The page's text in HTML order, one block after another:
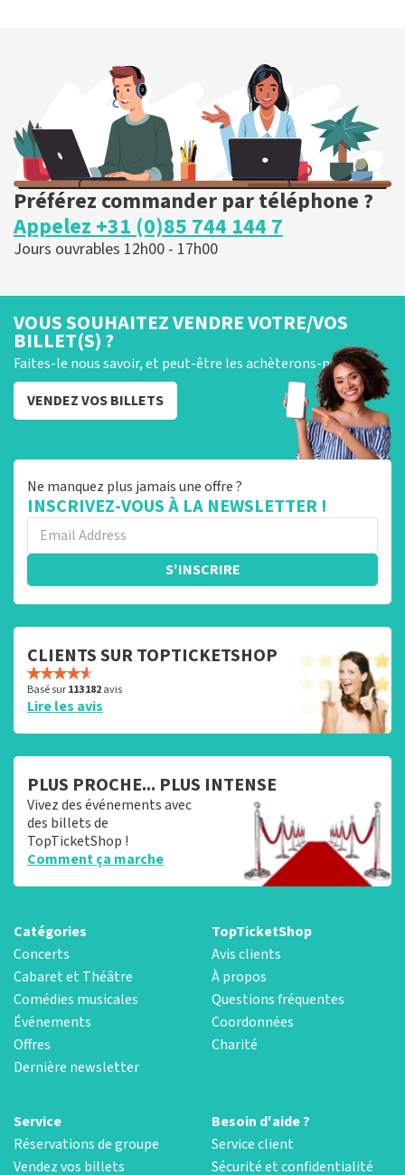
Préférez commander par téléphone ?
Appelez +31 (0)85 744 144 7
Jours ouvrables 12h00 - 17h00
VOUS SOUHAITEZ VENDRE VOTRE/VOS
BILLET(S) ?
Faites-le nous savoir, et peut-être les achèterons-nous !
VENDEZ VOS BILLETS
Ne manquez plus jamais une offre ?
INSCRIVEZ-VOUS À LA NEWSLETTER !
S'INSCRIRE
CLIENTS SUR TOPTICKETSHOP
Basé sur113 182avis
Lire les avis
PLUS PROCHE... PLUS INTENSE
Vivez des événements avec
des billets de
TopTicketShop !
Comment ça marche
Catégories
Concerts
Cabaret et Théâtre
Comédies musicales
Événements
Offres
Dernière newsletter
TopTicketShop
Avis clients
À propos
Questions fréquentes
Coordonnées
Charité
Service
Réservations de groupe
Vendez vos billets
Besoin d'aide ?
Service client
Sécurité et confidentialité